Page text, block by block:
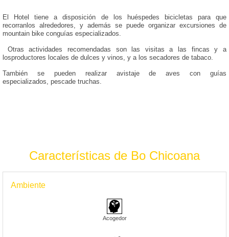
El Hotel tiene a disposición de los huéspedes bicicletas para que
recorranlos alrededores, y además se puede organizar excursiones de
mountain bike conguías especializados.
Otras actividades recomendadas son las visitas a las fincas y a
losproductores locales de dulces y vinos, y a los secadores de tabaco.
También se pueden realizar avistaje de aves con guías
especializados, pescade truchas.
Características de Bo Chicoana
Ambiente
Acogedor